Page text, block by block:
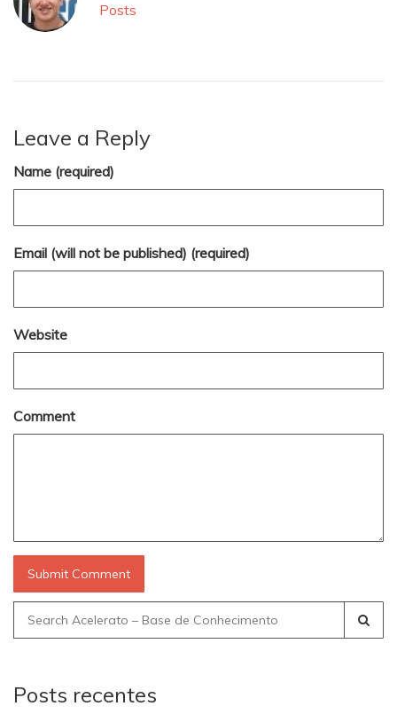
Posts
Leave a Reply
Name (required)
Email (will not be published) (required)
Website
Comment
Search
for:
Posts recentes